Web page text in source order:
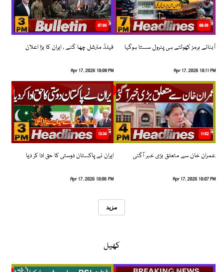
08:36
آبنائے ہرمز کھولتے ہی پٹرول سستا ہوگیا
Apr 17, 2026 10:11 PM
07:04
فیلڈ مارشل چھا گئے ، ایران کا بڑا اعلان
Apr 17, 2026 10:08 PM
11:52
عمران خان سے متعلق بڑی خبر آگئی
Apr 17, 2026 10:07 PM
13:34
ایران نے پاکستان دوستی کا حق ادا کر دیا
Apr 17, 2026 10:06 PM
مزید
کھیل